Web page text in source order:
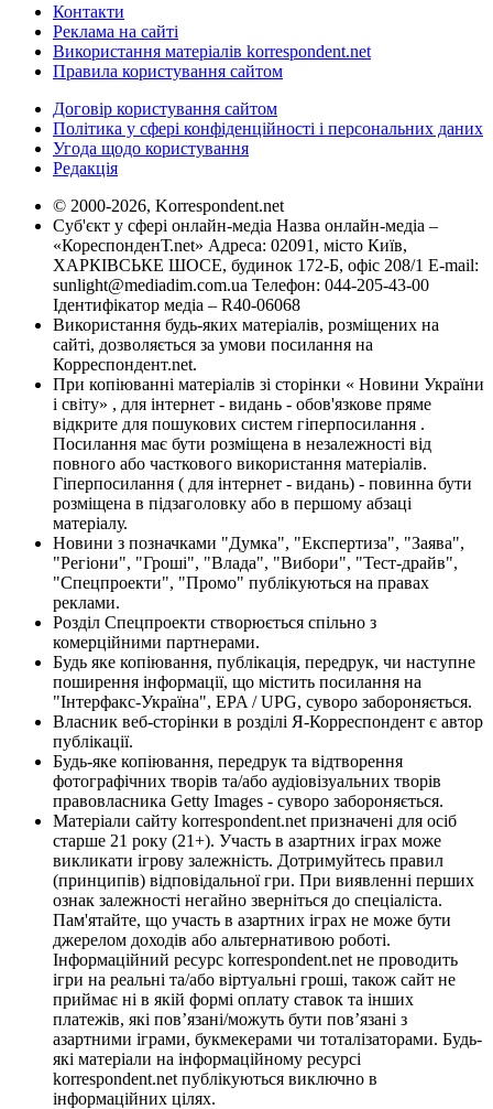
Контакти
Реклама на сайті
Використання матеріалів korrespondent.net
Правила користування сайтом
Договір користування сайтом
Політика у сфері конфіденційності і персональних даних
Угода щодо користування
Редакція
© 2000-2026, Korrespondent.net
Суб'єкт у сфері онлайн-медіа Назва онлайн-медіа –
«КореспонденТ.net» Адреса: 02091, місто Київ,
ХАРКІВСЬКЕ ШОСЕ, будинок 172-Б, офіс 208/1 E-mail:
sunlight@mediadim.com.ua Телефон: 044-205-43-00
Ідентифікатор медіа – R40-06068
Використання будь-яких матеріалів, розміщених на
сайті, дозволяється за умови посилання на
Корреспондент.net.
При копіюванні матеріалів зі сторінки « Новини України
і світу» , для інтернет - видань - обов'язкове пряме
відкрите для пошукових систем гіперпосилання .
Посилання має бути розміщена в незалежності від
повного або часткового використання матеріалів.
Гіперпосилання ( для інтернет - видань) - повинна бути
розміщена в підзаголовку або в першому абзаці
матеріалу.
Новини з позначками "Думка", "Експертиза", "Заява",
"Регіони", "Гроші", "Влада", "Вибори", "Тест-драйв",
"Спецпроекти", "Промо" публікуються на правах
реклами.
Розділ Спецпроекти створюється спільно з
комерційними партнерами.
Будь яке копіювання, публікація, передрук, чи наступне
поширення інформації, що містить посилання на
"Інтерфакс-Україна", EPA / UPG, суворо забороняється.
Власник веб-сторінки в розділі Я-Корреспондент є автор
публікації.
Будь-яке копіювання, передрук та відтворення
фотографічних творів та/або аудіовізуальних творів
правовласника Getty Images - суворо забороняється.
Матеріали сайту korrespondent.net призначені для осіб
старше 21 року (21+). Участь в азартних іграх може
викликати ігрову залежність. Дотримуйтесь правил
(принципів) відповідальної гри. При виявленні перших
ознак залежності негайно зверніться до спеціаліста.
Пам'ятайте, що участь в азартних іграх не може бути
джерелом доходів або альтернативою роботі.
Інформаційний ресурс korrespondent.net не проводить
ігри на реальні та/або віртуальні гроші, також сайт не
приймає ні в якій формі оплату ставок та інших
платежів, які пов’язані/можуть бути пов’язані з
азартними іграми, букмекерами чи тоталізаторами. Будь-
які матеріали на інформаційному ресурсі
korrespondent.net публікуються виключно в
інформаційних цілях.